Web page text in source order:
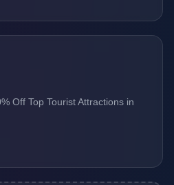
Off Top Tourist Attractions in